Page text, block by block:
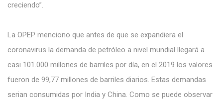
creciendo”.
La OPEP menciono que antes de que se expandiera el
coronavirus la demanda de petróleo a nivel mundial llegará a
casi 101.000 millones de barriles por día, en el 2019 los valores
fueron de 99,77 millones de barriles diarios. Estas demandas
serian consumidas por India y China. Como se puede observar